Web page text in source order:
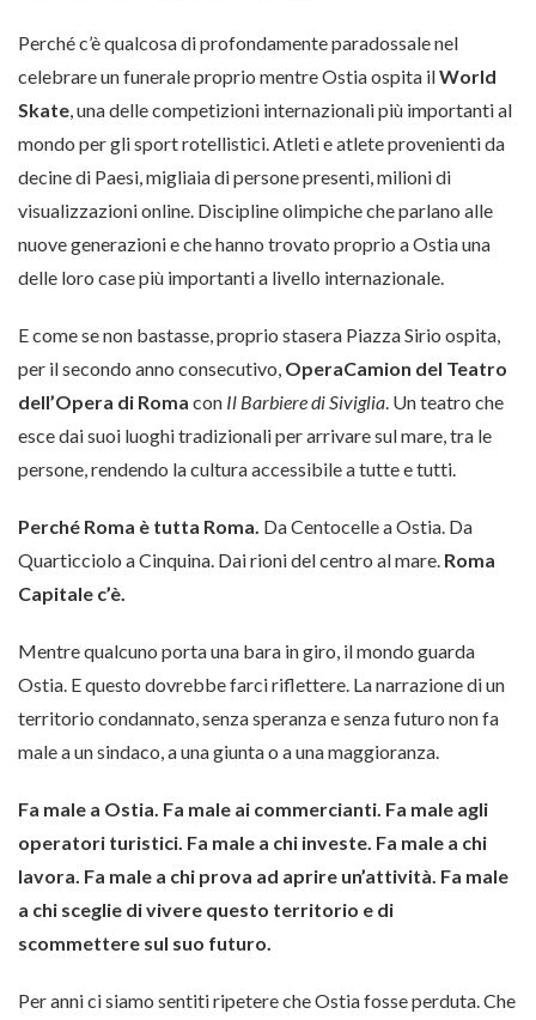
Perché c’è qualcosa di profondamente paradossale nel
celebrare un funerale proprio mentre Ostia ospita ilWorld
Skate, una delle competizioni internazionali più importanti al
mondo per gli sport rotellistici. Atleti e atlete provenienti da
decine di Paesi, migliaia di persone presenti, milioni di
visualizzazioni online. Discipline olimpiche che parlano alle
nuove generazioni e che hanno trovato proprio a Ostia una
delle loro case più importanti a livello internazionale.
E come se non bastasse, proprio stasera Piazza Sirio ospita,
per il secondo anno consecutivo, OperaCamion del Teatro
dell’Opera di Roma con Il Barbiere di Siviglia. Un teatro che
esce dai suoi luoghi tradizionali per arrivare sul mare, tra le
persone, rendendo la cultura accessibile a tutte e tutti.
Perché Roma è tutta Roma. Da Centocelle a Ostia. Da
Quarticciolo a Cinquina. Dai rioni del centro al mare. Roma
Capitale c’è.
Mentre qualcuno porta una bara in giro, il mondo guarda
Ostia. E questo dovrebbe farci riflettere. La narrazione di un
territorio condannato, senza speranza e senza futuro non fa
male a un sindaco, a una giunta o a una maggioranza.
Fa male a Ostia. Fa male ai commercianti. Fa male agli
operatori turistici. Fa male a chi investe. Fa male a chi
lavora. Fa male a chi prova ad aprire un’attività. Fa male
a chi sceglie di vivere questo territorio e di
scommettere sul suo futuro.
Per anni ci siamo sentiti ripetere che Ostia fosse perduta. Che